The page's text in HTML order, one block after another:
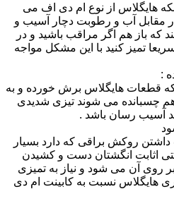
هایگلاس از نوع ام دی اف می
مقابل آب و رطوبت دچار آسیب و
که باز هم اگر مراقب باشید و در
تمیز کنید با این مشکل مواجه
:
قطعات هایگلاس برش خورده و به
چسبانده می شوند تیزی شدیدی
آسیب رسان باشد .
روکش براقی که دارد بسیار
اثابت انگشتان دست و کشیدن
روی آن می شود و نیاز به تمیزی
هایگلاس نسبت به کابینت ام دی